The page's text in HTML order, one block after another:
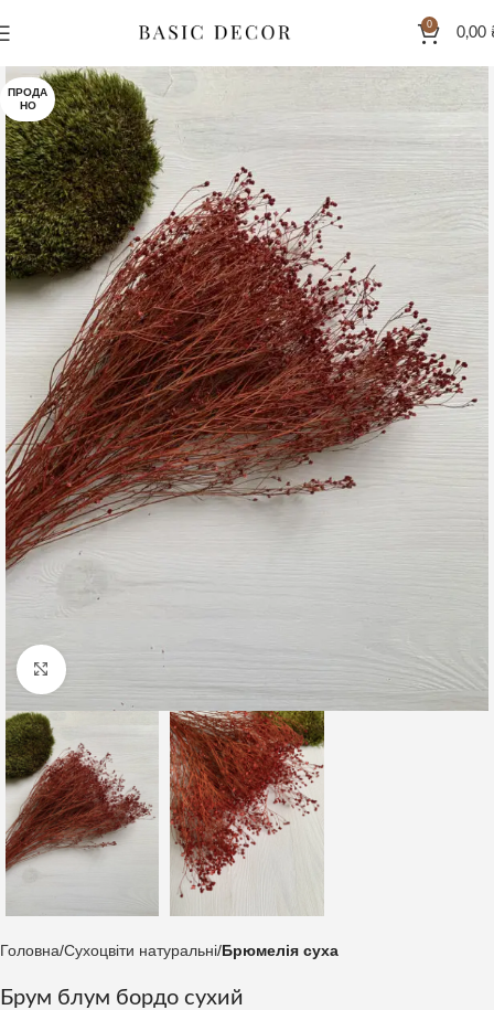
0
0,00
ПРОДА
НО
Клацніть, щоб збільшити
Головна Сухоцвіти натуральні Брюмелія суха
Брум блум бордо сухий